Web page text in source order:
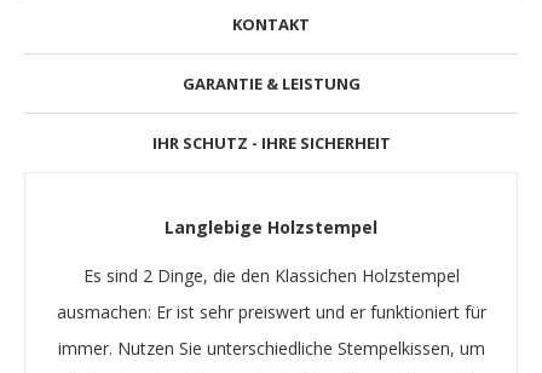
KONTAKT
GARANTIE & LEISTUNG
IHR SCHUTZ - IHRE SICHERHEIT
Langlebige Holzstempel
Es sind 2 Dinge, die den Klassichen Holzstempel
ausmachen: Er ist sehr preiswert und er funktioniert für
immer. Nutzen Sie unterschiedliche Stempelkissen, um